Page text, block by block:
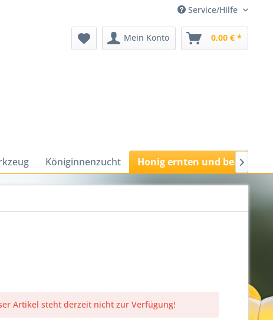
Service/Hilfe
Mein Konto 0,00 € *
Königinnenzucht Honig ernten und 
Artikel steht derzeit nicht zur Verfügung!